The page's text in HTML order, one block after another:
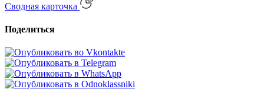
Сводная карточка
Поделиться